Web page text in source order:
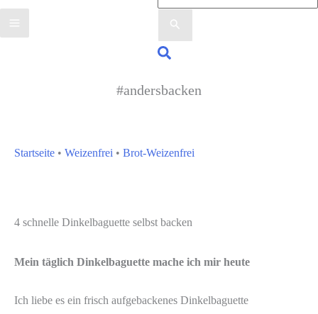
nach:
Suchen
#andersbacken
Startseite • Weizenfrei • Brot-Weizenfrei
4 schnelle Dinkelbaguette selbst backen
Mein täglich Dinkelbaguette mache ich mir heute
Ich liebe es ein frisch aufgebackenes Dinkelbaguette